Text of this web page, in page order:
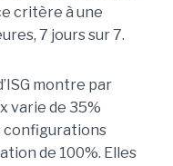
critère à une
7 jours sur 7.
montre par
varie de 35%
configurations
de 100%. Elles